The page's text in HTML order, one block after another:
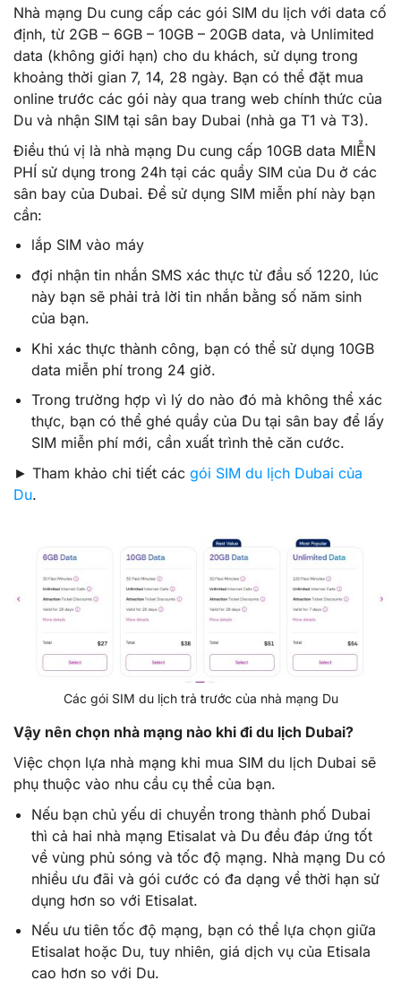
Nhà mạng Du cung cấp các gói SIM du lịch với data cố
định, từ 2GB – 6GB – 10GB – 20GB data, và Unlimited
data (không giới hạn) cho du khách, sử dụng trong
khoảng thời gian 7, 14, 28 ngày. Bạn có thể đặt mua
online trước các gói này qua trang web chính thức của
Du và nhận SIM tại sân bay Dubai (nhà ga T1 và T3).
Điều thú vị là nhà mạng Du cung cấp 10GB data MIỄN
PHÍ sử dụng trong 24h tại các quầy SIM của Du ở các
sân bay của Dubai. Để sử dụng SIM miễn phí này bạn
cần:
lắp SIM vào máy
đợi nhận tin nhắn SMS xác thực từ đầu số 1220, lúc
này bạn sẽ phải trả lời tin nhắn bằng số năm sinh
của bạn.
Khi xác thực thành công, bạn có thể sử dụng 10GB
data miễn phí trong 24 giờ.
Trong trường hợp vì lý do nào đó mà không thể xác
thực, bạn có thể ghé quầy của Du tại sân bay để lấy
SIM miễn phí mới, cần xuất trình thẻ căn cước.
► Tham khảo chi tiết các gói SIM du lịch Dubai của
Du.
Các gói SIM du lịch trả trước của nhà mạng Du
Vậy nên chọn nhà mạng nào khi đi du lịch Dubai?
Việc chọn lựa nhà mạng khi mua SIM du lịch Dubai sẽ
phụ thuộc vào nhu cầu cụ thể của bạn.
Nếu bạn chủ yếu di chuyển trong thành phố Dubai
thì cả hai nhà mạng Etisalat và Du đều đáp ứng tốt
về vùng phủ sóng và tốc độ mạng. Nhà mạng Du có
nhiều ưu đãi và gói cước có đa dạng về thời hạn sử
dụng hơn so với Etisalat.
Nếu ưu tiên tốc độ mạng, bạn có thể lựa chọn giữa
Etisalat hoặc Du, tuy nhiên, giá dịch vụ của Etisala
cao hơn so với Du.